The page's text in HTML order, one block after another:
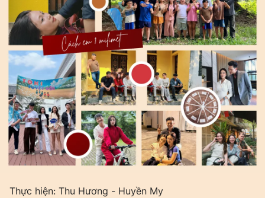
Thực hiện: Thu Hương - Huyền My